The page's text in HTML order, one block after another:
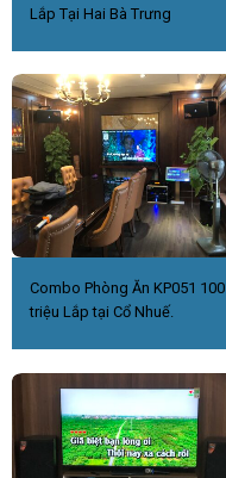
Lắp Tại Hai Bà Trưng
Combo Phòng Ăn KP051 100
triệu Lắp tại Cổ Nhuế.